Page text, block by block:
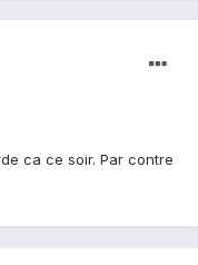
ca ce soir. Par contre